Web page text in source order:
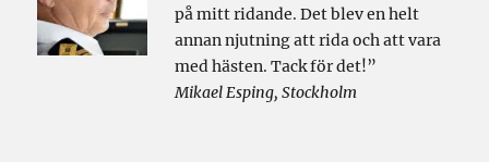
på mitt ridande. Det blev en helt
annan njutning att rida och att vara
med hästen. Tack för det!”
Mikael Esping, Stockholm